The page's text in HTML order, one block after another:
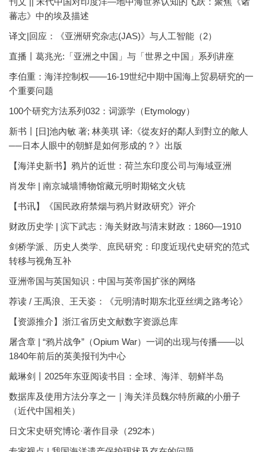
蕃志》中的埃及描述
译文|回应：《亚洲研究杂志(JAS)》与人工智能（2）
直播丨葛兆光:「亚洲之中国」与「世界之中国」系列讲座
李伯重：海洋控制权——16-19世纪中期中国海上贸易研究的一
个重要问题
100个研究方法系列032：词源学（Etymology）
新书丨[日]池內敏 著; 林美琪 译:《從友好的鄰人到對立的敵人
──日本人眼中的朝鮮是如何形成的？》出版
【海洋史新书】鸦片的近世：荷兰东印度公司与海域亚洲
肖发华 | 南京城墙博物馆藏元明时期铭文火铳
【书讯】《国民政府禁烟与鸦片财政研究》评介
财政历史学 | 滨下武志：海关财政与清末财政：1860—1910
剑桥学派、历史人类学、庶民研究：印度近现代史研究的范式
转移与视角互补
亚洲帝国与英国知识：中国与英帝国扩张的网络
荐读 / 王禹浪、王天姿：《元明清时期东北亚丝绸之路考论》
【资源推介】浙江省历史文献数字资源总库
屠含章 | “鸦片战争”（Opium War）一词的出现与传播——以
1840年前后的英美报刊为中心
戴琳剑丨2025年东亚阅读书目：全球、海洋、朝鲜半岛
数据库及使用方法分享之一｜海关洋员魏尔特所藏的小册子
（近代中国相关）
日文宋史研究博论·著作目录（292本）